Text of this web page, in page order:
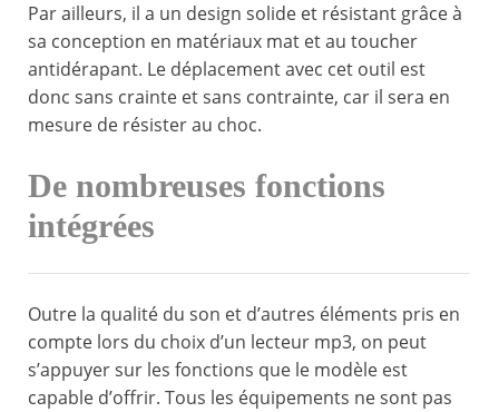
Par ailleurs, il a un design solide et résistant grâce à
sa conception en matériaux mat et au toucher
antidérapant. Le déplacement avec cet outil est
donc sans crainte et sans contrainte, car il sera en
mesure de résister au choc.
De nombreuses fonctions
intégrées
Outre la qualité du son et d’autres éléments pris en
compte lors du choix d’un lecteur mp3, on peut
s’appuyer sur les fonctions que le modèle est
capable d’offrir. Tous les équipements ne sont pas